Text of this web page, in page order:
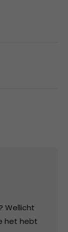
Wellicht
het hebt